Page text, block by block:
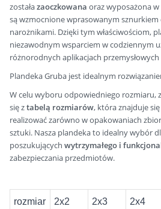
zostałazaoczkowana oraz wyposażona w
są wzmocnione wprasowanym
narożnikami. Dzięki tym właściwościom,
niezawodnym wsparciem w codziennym
różnorodnych aplikacjach
Plandeka Gruba jest idealnym
W celu wyboru odpowiedniego rozmiaru,
się ztabelą rozmiarów, która znajduje
realizować zarówno w opakowaniach
sztuki. Nasza plandeka to idealny wybór
poszukujących wytrzymałego i
zabezpieczania przedmiotów.
rozmiar 2x2 2x3 2x4